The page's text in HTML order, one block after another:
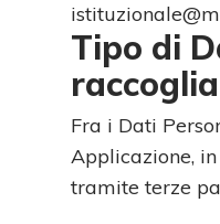
Tipo di
Fra i Dati
Applicazione,
tramite terze